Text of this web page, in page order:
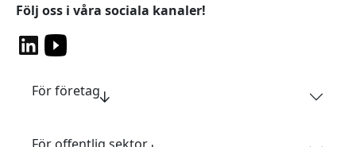
Följ oss i våra sociala kanaler!
För företag